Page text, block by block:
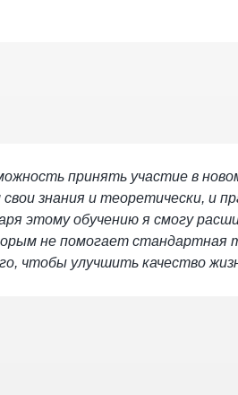
принять участие в
знания и теоретически, и
этому обучению я смогу
не помогает стандартная
чтобы улучшить качество